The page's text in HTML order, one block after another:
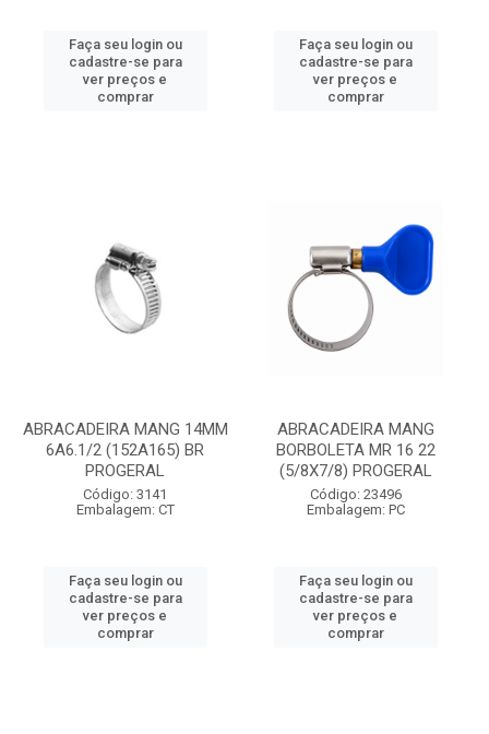
Faça seu login ou
cadastre-se para
ver preços e
comprar
Faça seu login ou
cadastre-se para
ver preços e
comprar
ABRACADEIRA MANG 14MM
6A6.1/2 (152A165) BR
PROGERAL
Código: 3141
Embalagem: CT
Faça seu login ou
cadastre-se para
ver preços e
comprar
ABRACADEIRA MANG
BORBOLETA MR 16 22
(5/8X7/8) PROGERAL
Código: 23496
Embalagem: PC
Faça seu login ou
cadastre-se para
ver preços e
comprar